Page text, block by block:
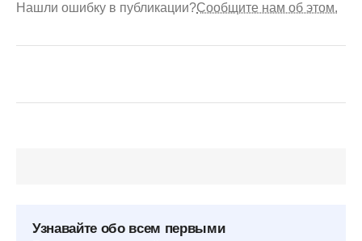
Нашли ошибку в публикации?Сообщите нам об этом.
Узнавайте обо всем первыми